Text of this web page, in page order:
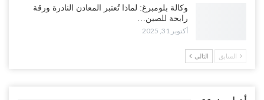
وكالة بلومبرغ: لماذا تُعتبر المعادن النادرة ورقة
رابحة للصين…
أكتوبر 31, 2025
السابق التالي